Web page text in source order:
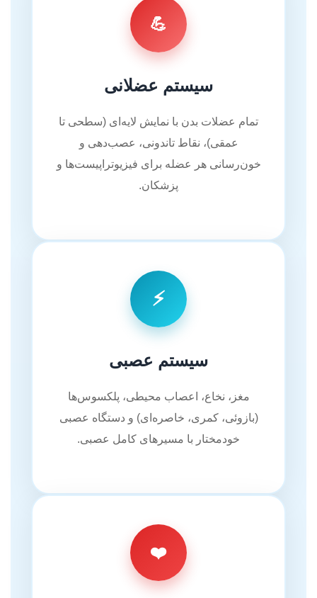
💪
سیستم عضلانی
تمام عضلات بدن با نمایش لایه‌ای (سطحی تا
عمقی)، نقاط تاندونی، عصب‌دهی و
خون‌رسانی هر عضله برای فیزیوتراپیست‌ها و
پزشکان.
⚡
سیستم عصبی
مغز، نخاع، اعصاب محیطی، پلکسوس‌ها
(بازوئی، کمری، خاصره‌ای) و دستگاه عصبی
خودمختار با مسیرهای کامل عصبی.
❤️